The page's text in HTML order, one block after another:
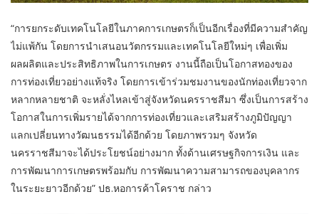
“การยกระดับเทคโนโลยีในภาคการเกษตรก็เป็นอีกเรื่องที่มีความสำคัญ
ไม่แพ้กัน โดยการนำเสนอนวัตกรรมและเทคโนโลยีใหม่ๆ เพื่อเพิ่ม
ผลผลิตและประสิทธิภาพในการเกษตร งานนี้ถือเป็นโอกาสทองของ
การท่องเที่ยวอย่างแท้จริง โดยการเข้าร่วมชมงานของนักท่องเที่ยวจาก
หลากหลายชาติ จะหลั่งไหลเข้าสู่จังหวัดนครราชสีมา ซึ่งเป็นการสร้าง
โอกาสในการเพิ่มรายได้จากการท่องเที่ยวและเสริมสร้างภูมิปัญญา
แลกเปลี่ยนทางวัฒนธรรมได้อีกด้วย โดยภาพรวมๆ จังหวัด
นครราชสีมาจะได้ประโยชน์อย่างมาก ทั้งด้านเศรษฐกิจการเงิน และ
การพัฒนาการเกษตรพร้อมกับ การพัฒนาความสามารถของบุคลากร
ในระยะยาวอีกด้วย” ปธ.หอการค้าโคราช กล่าว